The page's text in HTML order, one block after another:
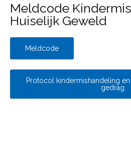
Meldcode
Huiselijk Geweld
Meldcode
Protocol kindermishandeling
gedrag